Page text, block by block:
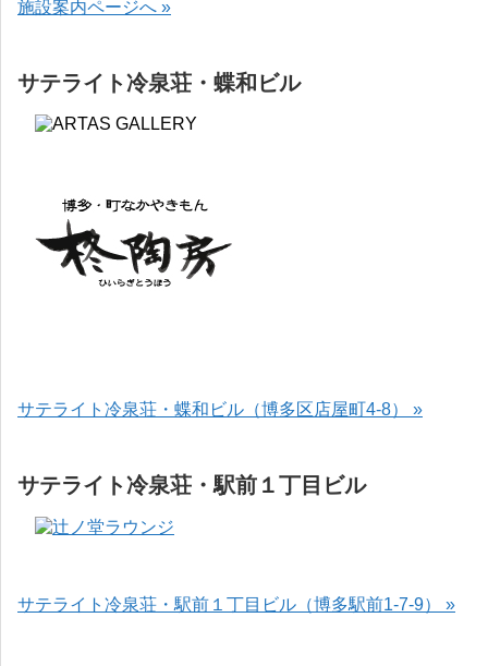
施設案内ページへ »
サテライト冷泉荘・蝶和ビル
サテライト冷泉荘・蝶和ビル（博多区店屋町4-8） »
サテライト冷泉荘・駅前１丁目ビル
サテライト冷泉荘・駅前１丁目ビル（博多駅前1-7-9） »